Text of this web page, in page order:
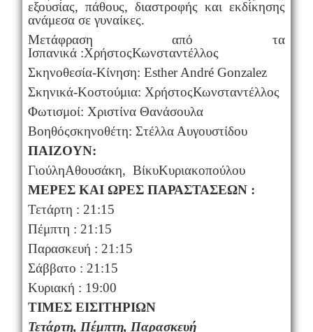
εξουσίας, πάθους,διαστροφής και εκδίκησης
ανάμεσα σε γυναίκες.
Μετάφραση από τα
Ισπανικά :ΧρήστοςΚωνσταντέλλος
Σκηνοθεσία-Κίνηση: Εsther André Gonzalez
Σκηνικά-Κοστούμια: ΧρήστοςΚωνσταντέλλος
Φωτισμοί: Χριστίνα Θανάσουλα
Βοηθόςσκηνοθέτη: Στέλλα Αυγουστίδου
ΠΑΙΖΟΥΝ:
ΓιούληΑθουσάκη, ΒίκυΚυριακοπούλου
ΜΕΡΕΣ ΚΑΙ ΩΡΕΣ ΠΑΡΑΣΤΑΣΕΩΝ :
Τετάρτη : 21:15
Πέμπτη : 21:15
Παρασκευή : 21:15
Σάββατο : 21:15
Κυριακή : 19:00
ΤΙΜΕΣ ΕΙΣΙΤΗΡΙΩΝ
Τετάρτη, Πέμπτη, Παρασκευή